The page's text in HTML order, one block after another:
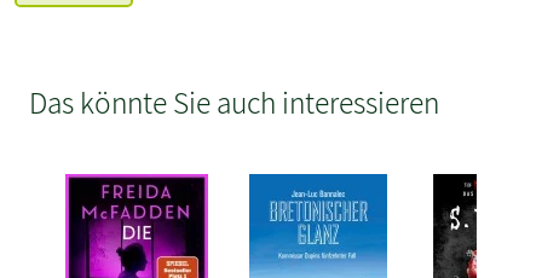
Das könnte Sie auch interessieren